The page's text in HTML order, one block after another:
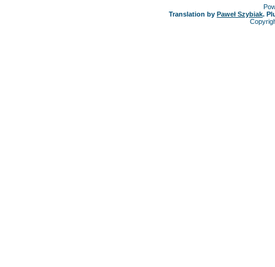
Translation by Paweł Szybiak.